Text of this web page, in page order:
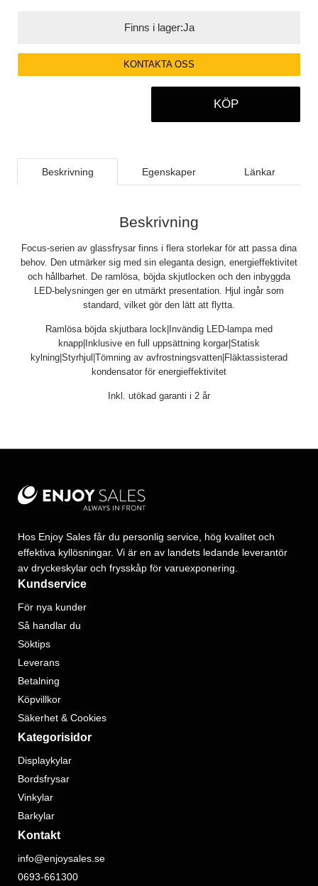
Finns i lager:Ja
KONTAKTA OSS
KÖP
Beskrivning Egenskaper Länkar
Beskrivning
Focus-serien av glassfrysar finns i flera storlekar för att passa dina
behov. Den utmärker sig med sin eleganta design, energieffektivitet
och hållbarhet. De ramlösa, böjda skjutlocken och den inbyggda
LED-belysningen ger en utmärkt presentation. Hjul ingår som
standard, vilket gör den lätt att flytta.
Ramlösa böjda skjutbara lock|Invändig LED-lampa med
knapp|Inklusive en full uppsättning korgar|Statisk
kylning|Styrhjul|Tömning av avfrostningsvatten|Fläktassisterad
kondensator för energieffektivitet
Inkl. utökad garanti i 2 år
Hos Enjoy Sales får du personlig service, hög kvalitet och
effektiva kyllösningar. Vi är en av landets ledande leverantör
av dryckeskylar och frysskåp för varuexponering.
Kundservice
För nya kunder
Så handlar du
Söktips
Leverans
Betalning
Köpvillkor
Säkerhet & Cookies
Kategorisidor
Displaykylar
Bordsfrysar
Vinkylar
Barkylar
Kontakt
info@enjoysales.se
0693-661300